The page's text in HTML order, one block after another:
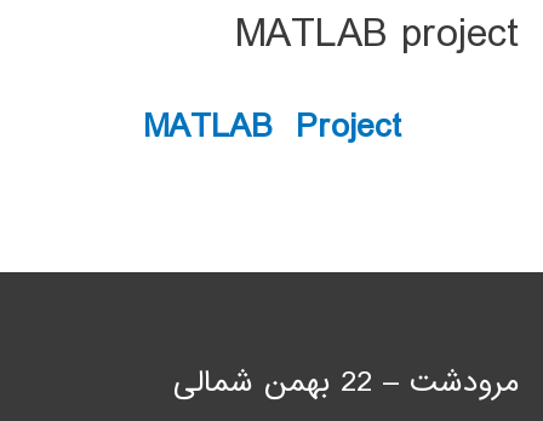
MATLAB project
MATLAB Project
مرودشت – 22 بهمن شمالی